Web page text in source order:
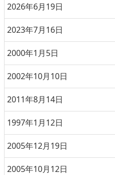
2026年6月19日
2023年7月16日
2000年1月5日
2002年10月10日
2011年8月14日
1997年1月12日
2005年12月19日
2005年10月12日